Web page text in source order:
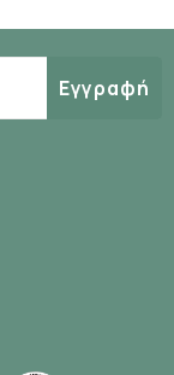
Εγγραφή